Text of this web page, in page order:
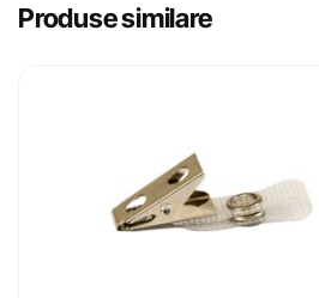
Produse similare